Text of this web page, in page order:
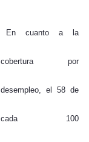
En cuanto a la
cobertura por
desempleo, el 58 de
cada 100